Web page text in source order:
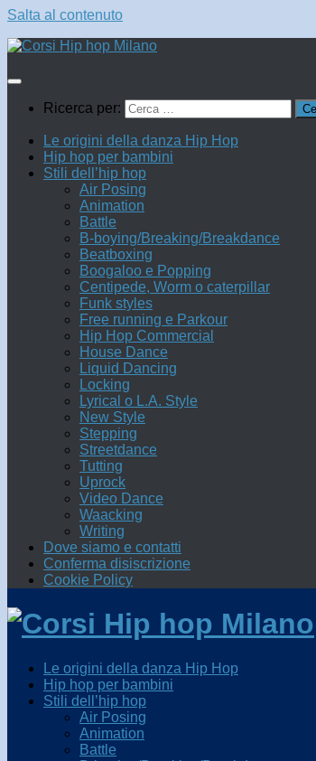
Salta al contenuto
Ricerca per:
Le origini della danza Hip Hop
Hip hop per bambini
Stili dell’hip hop
Air Posing
Animation
Battle
B-boying/Breaking/Breakdance
Beatboxing
Boogaloo e Popping
Centipede, Worm o caterpillar
Funk styles
Free running e Parkour
Hip Hop Commercial
House Dance
Liquid Dancing
Locking
Lyrical o L.A. Style
New Style
Stepping
Streetdance
Tutting
Uprock
Video Dance
Waacking
Writing
Dove siamo e contatti
Conferma disiscrizione
Cookie Policy
Le origini della danza Hip Hop
Hip hop per bambini
Stili dell’hip hop
Air Posing
Animation
Battle